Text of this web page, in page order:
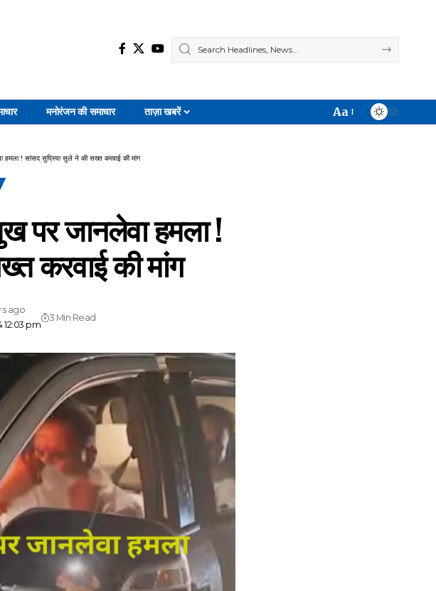
मनोरंजन की समाचार ताज़ा खबरें
Font
Aa
! सांसद सुप्रिया सुले ने की सख्त करवाई की मांग
पर जानलेवा हमला !
करवाई की मांग
12:03 pm
ago
3 Min Read